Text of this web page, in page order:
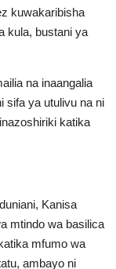
kuwakaribisha
kula, bustani ya
na inaangalia
sifa ya utulivu na ni
katika
Kanisa
mtindo wa basilica
mfumo wa
ambayo ni